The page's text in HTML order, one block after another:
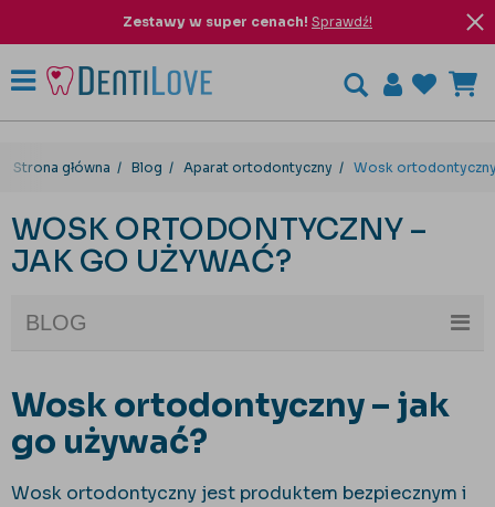
Zestawy w super cenach! Sprawdź!
Strona główna Blog Aparat ortodontyczny Wosk
WOSK ORTODONTYCZNY –
JAK GO UŻYWAĆ?
BLOG
Wosk ortodontyczny – jak
go używać?
Wosk ortodontyczny jest produktem bezpiecznym i